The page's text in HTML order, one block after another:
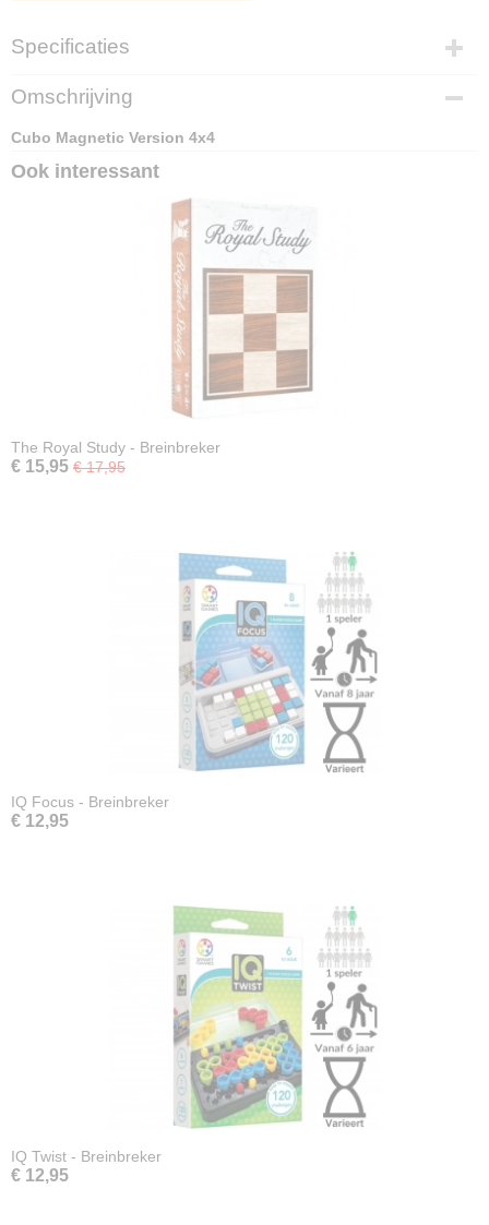
Specificaties
EAN code
6970774553306
Omschrijving
Cubo Magnetic Version 4x4
Ook interessant
The Royal Study - Breinbreker
€ 15,95 € 17,95
IQ Focus - Breinbreker
€ 12,95
IQ Twist - Breinbreker
€ 12,95